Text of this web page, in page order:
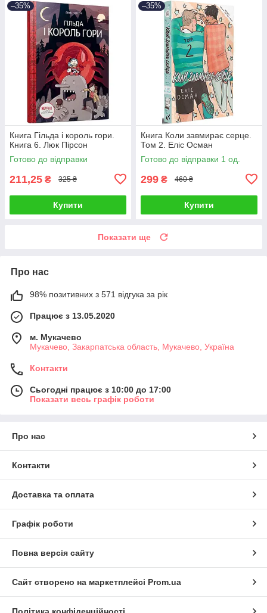
–35%
Книга Гільда і король гори.
Книга 6. Люк Пірсон
Готово до відправки
211,25 ₴ 325 ₴
Купити
–35%
Книга Коли завмирає серце.
Том 2. Еліс Осман
Готово до відправки 1 од.
299 ₴ 460 ₴
Купити
Показати ще
Про нас
98% позитивних з 571 відгука за рік
Працює з 13.05.2020
м. Мукачево
Мукачево, Закарпатська область, Мукачево, Україна
Контакти
Сьогодні працює з 10:00 до 17:00
Показати весь графік роботи
Про нас
Контакти
Доставка та оплата
Графік роботи
Повна версія сайту
Сайт створено на маркетплейсі Prom.ua
Політика конфіденційності